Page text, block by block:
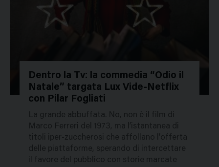
Dentro la Tv: la commedia “Odio il
Natale” targata Lux Vide-Netflix
con Pilar Fogliati
La grande abbuffata. No, non è il film di
Marco Ferreri del 1973, ma l’istantanea di
titoli iper-zuccherosi che affollano l’offerta
delle piattaforme, sperando di intercettare
il favore del pubblico con storie marcate